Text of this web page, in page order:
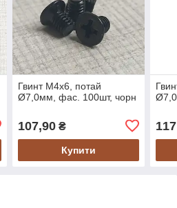
Гвинт М4х6, потай
Ø7,0мм, фас. 100шт, чорн
107,90₴
Купити